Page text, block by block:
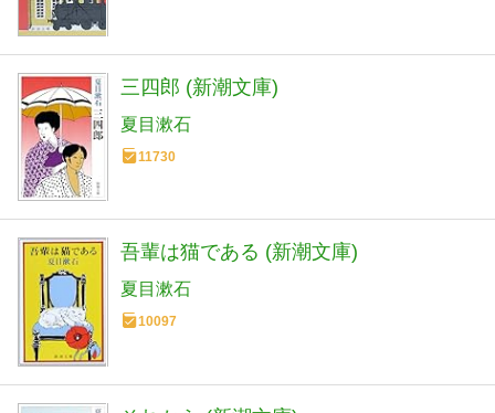
三四郎 (新潮文庫)
夏目漱石
11730
吾輩は猫である (新潮文庫)
夏目漱石
10097